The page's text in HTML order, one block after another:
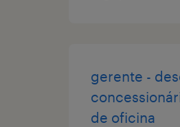
gerente -
de oficina